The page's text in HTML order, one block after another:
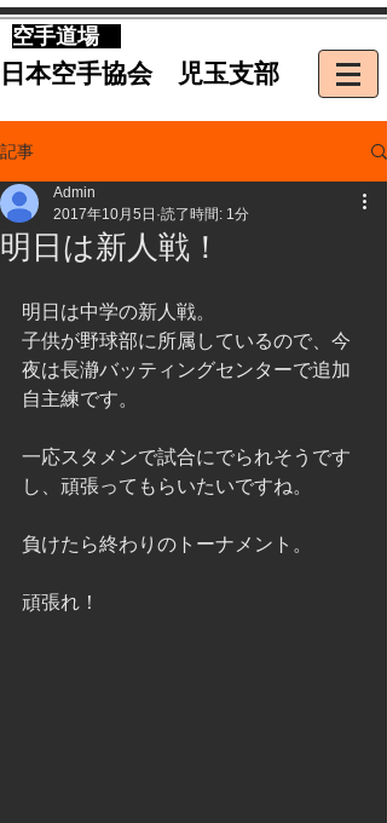
​空手道場
​日本空手協会 児玉支部
記事
明日は新人戦！
Admin
2017年10月5日 読了時間: 1分
明日は中学の新人戦。
子供が野球部に所属しているので、今
夜は長瀞バッティングセンターで追加
自主練です。
一応スタメンで試合にでられそうです
し、頑張ってもらいたいですね。
負けたら終わりのトーナメント。
頑張れ！